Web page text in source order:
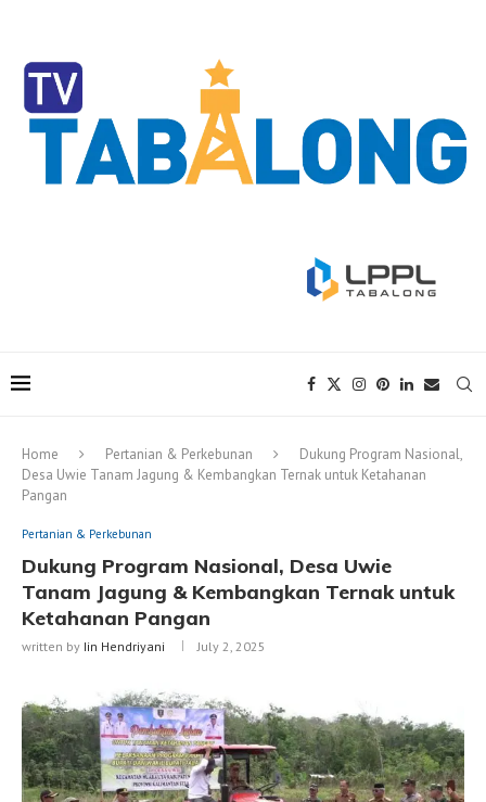
Home Pertanian & Perkebunan
Dukung Program Nasional,
Desa Uwie Tanam Jagung & Kembangkan Ternak untuk Ketahanan
Pangan
Pertanian & Perkebunan
Dukung Program Nasional, Desa Uwie
Tanam Jagung & Kembangkan Ternak untuk
Ketahanan Pangan
written by Iin Hendriyani July 2, 2025